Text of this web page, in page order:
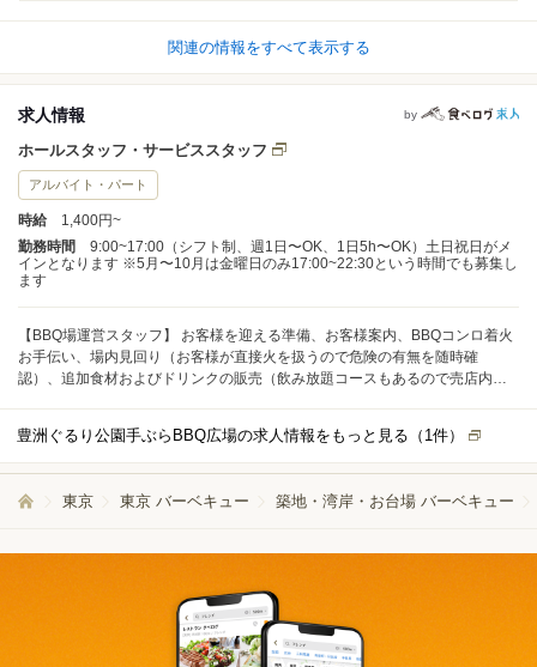
関連の情報をすべて表示する
求人情報 by
ホールスタッフ・サービススタッフ
アルバイト・パート
時給
1,400円~
勤務時間
9:00~17:00（シフト制、週1日〜OK、1日5h〜OK）土日祝日がメ
インとなります ※5月〜10月は金曜日のみ17:00~22:30という時間でも募集し
ます
【BBQ場運営スタッフ】 お客様を迎える準備、お客様案内、BBQコンロ着火
お手伝い、場内見回り（お客様が直接火を扱うので危険の有無を随時確
認）、追加食材およびドリンクの販売（飲み放題コースもあるので売店内で
豊洲ぐるり公園手ぶらBBQ広場の求人情報をもっと見る（ 1件）
東京 東京 バーベキュー 築地・湾岸・お台場 バーベキュー